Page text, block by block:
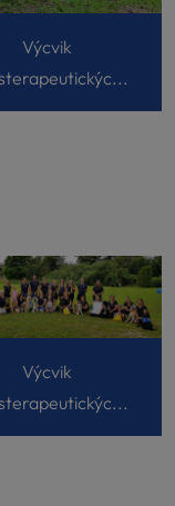
Výcvik
Výcvik